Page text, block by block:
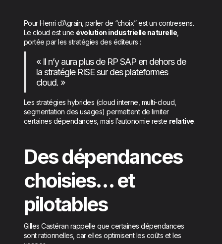
Pour Henri d’Agrain, parler de “choix” est un contresens.
Le cloud est une évolution industrielle naturelle
portée par les stratégies des éditeurs :
« Il n’y aura plus de RP SAP en dehors de
la stratégie RISE sur des plateformes
cloud. »
Les stratégies hybrides (cloud interne, multi-cloud,
segmentation des usages) permettent de limiter
certaines dépendances, mais l’autonomie reste relative.
Des dépendances
choisies… et
pilotables
Gilles Castéran rappelle que certaines dépendances
sont rationnelles, car elles optimisent les coûts et les